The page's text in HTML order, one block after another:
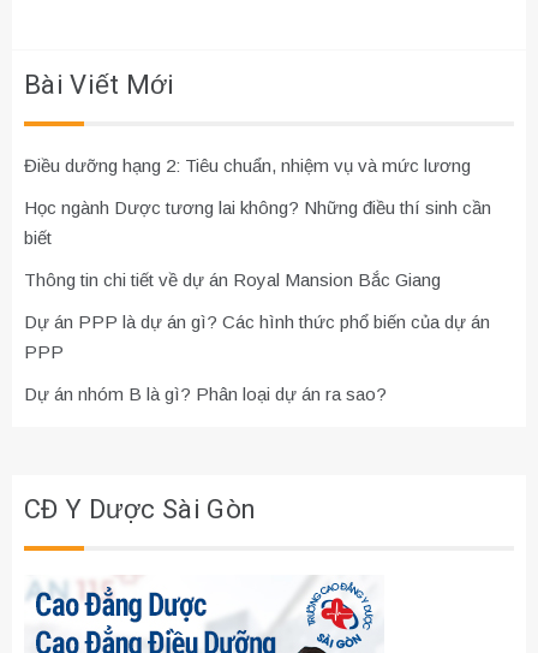
Bài Viết Mới
Điều dưỡng hạng 2: Tiêu chuẩn, nhiệm vụ và mức lương
Học ngành Dược tương lai không? Những điều thí sinh cần
biết
Thông tin chi tiết về dự án Royal Mansion Bắc Giang
Dự án PPP là dự án gì? Các hình thức phổ biến của dự án
PPP
Dự án nhóm B là gì? Phân loại dự án ra sao?
CĐ Y Dược Sài Gòn